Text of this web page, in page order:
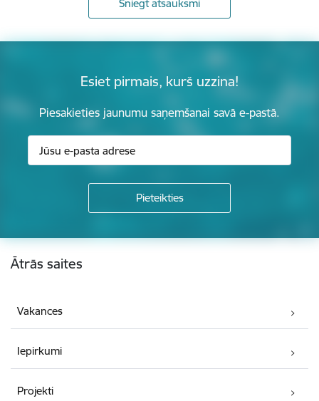
Sniegt atsauksmi
Esiet pirmais, kurš uzzina!
Piesakieties jaunumu saņemšanai savā e-pastā.
Kājene
Ātrās saites
Vakances
Iepirkumi
Projekti